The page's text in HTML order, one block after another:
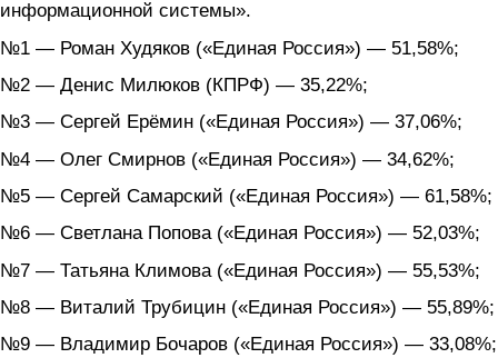
информационной системы».
№1 — Роман Худяков («Единая Россия») — 51,58%;
№2 — Денис Милюков (КПРФ) — 35,22%;
№3 — Сергей Ерёмин («Единая Россия») — 37,06%;
№4 — Олег Смирнов («Единая Россия») — 34,62%;
№5 — Сергей Самарский («Единая Россия») — 61,58%;
№6 — Светлана Попова («Единая Россия») — 52,03%;
№7 — Татьяна Климова («Единая Россия») — 55,53%;
№8 — Виталий Трубицин («Единая Россия») — 55,89%;
№9 — Владимир Бочаров («Единая Россия») — 33,08%;